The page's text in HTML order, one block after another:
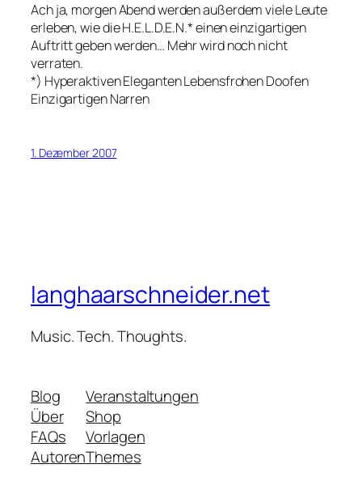
Ach ja, morgen Abend werden außerdem viele Leute
erleben, wie die H.E.L.D.E.N.* einen einzigartigen
Auftritt geben werden… Mehr wird noch nicht
verraten.
*) Hyperaktiven Eleganten Lebensfrohen Doofen
Einzigartigen Narren
1. Dezember 2007
langhaarschneider.net
Music. Tech. Thoughts.
Blog
Über
FAQs
Autoren
Veranstaltungen
Shop
Vorlagen
Themes